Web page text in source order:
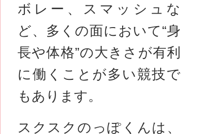
ボレー、スマッシュな
ど、多くの面において“身
長や体格”の大きさが有利
に働くことが多い競技で
もあります。
スクスクのっぽくんは、